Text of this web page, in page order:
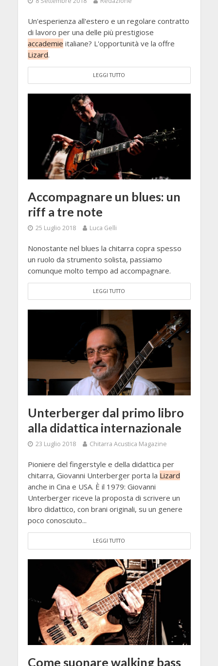
Un'esperienza all'estero e un regolare contratto
di lavoro per una delle più prestigiose
accademie italiane? L'opportunità ve la offre
Lizard.
LEGGI TUTTO
Accompagnare un blues: un
riff a tre note
25 Luglio 2018 Luca Gelli
Nonostante nel blues la chitarra copra spesso
un ruolo da strumento solista, passiamo
comunque molto tempo ad accompagnare.
LEGGI TUTTO
Unterberger dal primo libro
alla didattica internazionale
23 Luglio 2018 Chitarra Acustica Magazine
Pioniere del fingerstyle e della didattica per
chitarra, Giovanni Unterberger porta la Lizard
anche in Cina e USA. È il 1979: Giovanni
Unterberger riceve la proposta di scrivere un
libro didattico, con brani originali, su un genere
poco conosciuto...
LEGGI TUTTO
Come suonare walking bass